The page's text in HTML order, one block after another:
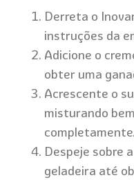
Derreta o
instruções da
Adicione o
obter uma
Acrescente o
misturando
completamente.
Despeje sobre
geladeira até